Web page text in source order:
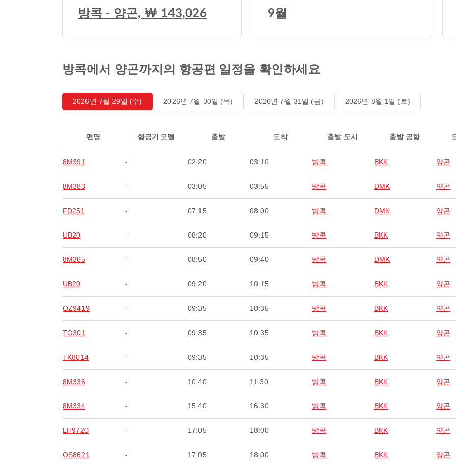
방콕 - 양곤, ₩ 143,026 9월
방콕에서 양곤까지의 항공편 일정을 확인하세요
2026년 7월 29일 (수) 2026년 7월 30일 (목) 2026년 7월 31일 (금) 2026년 8월 1일 (토)
편명 항공기 모델 출발 도착 출발 도시 출발 공항
8M391 - 02:20 03:10 방콕 BKK 양곤
8M383 - 03:05 03:55 방콕 DMK 양곤
FD251 - 07:15 08:00 방콕 DMK 양곤
UB20 - 08:20 09:15 방콕 BKK 양곤
8M365 - 08:50 09:40 방콕 DMK 양곤
UB20 - 09:20 10:15 방콕 BKK 양곤
OZ9419 - 09:35 10:35 방콕 BKK 양곤
TG301 - 09:35 10:35 방콕 BKK 양곤
TK8014 - 09:35 10:35 방콕 BKK 양곤
8M336 - 10:40 11:30 방콕 BKK 양곤
8M334 - 15:40 16:30 방콕 BKK 양곤
LH9720 - 17:05 18:00 방콕 BKK 양곤
OS8621 - 17:05 18:00 방콕 BKK 양곤